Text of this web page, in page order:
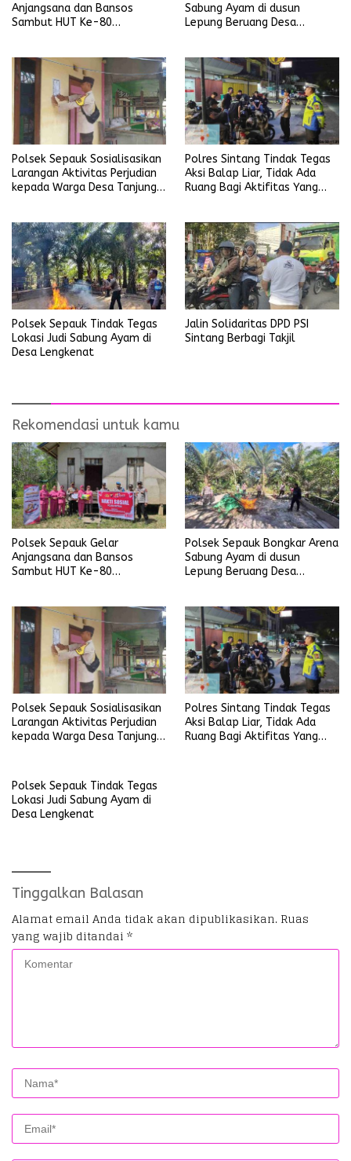
Anjangsana dan Bansos
Sambut HUT Ke-80
Sabung Ayam di dusun
Lepung Beruang Desa
Polsek Sepauk Sosialisasikan
Larangan Aktivitas Perjudian
kepada Warga Desa Tanjung
Polres Sintang Tindak Tegas
Aksi Balap Liar, Tidak Ada
Ruang Bagi Aktifitas Yang
Polsek Sepauk Tindak Tegas
Lokasi Judi Sabung Ayam di
Desa Lengkenat
Jalin Solidaritas DPD PSI
Sintang Berbagi Takjil
Rekomendasi untuk kamu
Polsek Sepauk Gelar
Anjangsana dan Bansos
Sambut HUT Ke-80
Polsek Sepauk Bongkar Arena
Sabung Ayam di dusun
Lepung Beruang Desa
Polsek Sepauk Sosialisasikan
Larangan Aktivitas Perjudian
kepada Warga Desa Tanjung
Polres Sintang Tindak Tegas
Aksi Balap Liar, Tidak Ada
Ruang Bagi Aktifitas Yang
Polsek Sepauk Tindak Tegas
Lokasi Judi Sabung Ayam di
Desa Lengkenat
Tinggalkan Balasan
Alamat email Anda tidak akan dipublikasikan. Ruas
yang wajib ditandai *